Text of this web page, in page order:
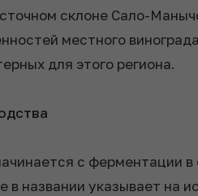
склоне Сало-
местного
для этого региона.
с ферментации
в названии указывает на